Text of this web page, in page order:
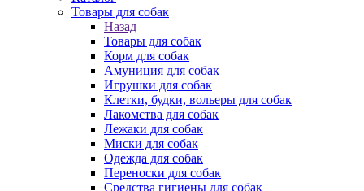
Товары для собак
Назад
Товары для собак
Корм для собак
Амуниция для собак
Игрушки для собак
Клетки, будки, вольеры для собак
Лакомства для собак
Лежаки для собак
Миски для собак
Одежда для собак
Переноски для собак
Средства гигиены для собак